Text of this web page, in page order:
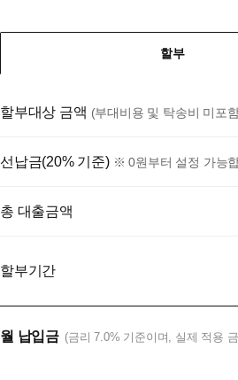
할부
할부대상 금액 (부대비용 및 탁송비 미포
선납금(20% 기준) ※ 0원부터 설정 가능
총 대출금액
할부기간
월 납입금 (금리 7.0% 기준이며, 실제 적용